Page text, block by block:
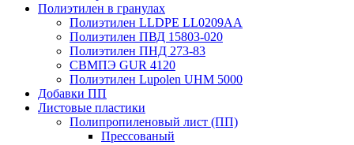
Полиэтилен в гранулах
Полиэтилен LLDPE LL0209AA
Полиэтилен ПВД 15803-020
Полиэтилен ПНД 273-83
СВМПЭ GUR 4120
Полиэтилен Lupolen UHM 5000
Добавки ПП
Листовые пластики
Полипропиленовый лист (ПП)
Прессованый